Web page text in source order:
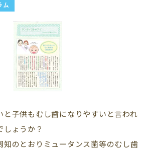
ム
と子供もむし歯になりやすいと言われ
しょうか？
のとおりミュータンス菌等のむし歯